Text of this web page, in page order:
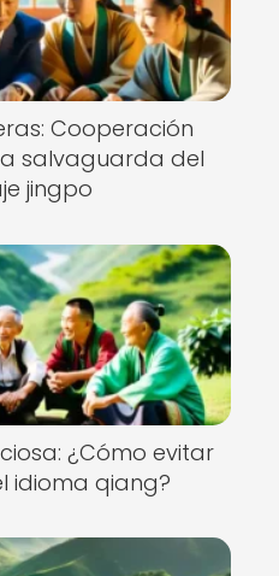
Cooperación
salvaguarda del
jingpo
¿Cómo evitar
idioma qiang?